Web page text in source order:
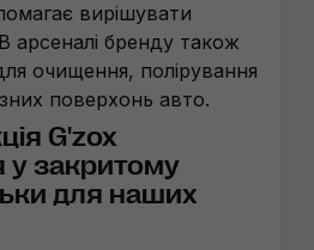
вирішувати
арсеналі бренду також
очищення, полірування
поверхонь авто.
G'zox
у закритому
для наших